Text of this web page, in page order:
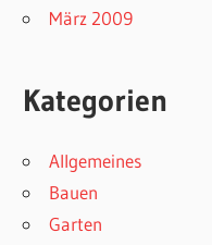
März 2009
Kategorien
Allgemeines
Bauen
Garten